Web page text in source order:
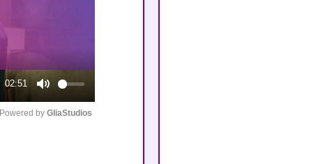
02:51
M
u
Powered by GliaStudios